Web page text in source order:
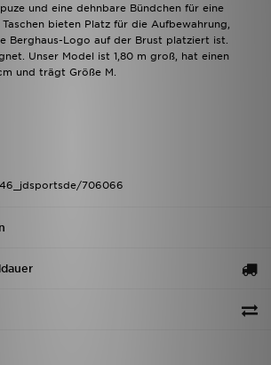
und eine dehnbare Bündchen für eine
bieten Platz für die Aufbewahrung,
Berghaus-Logo auf der Brust platziert ist.
Unser Model ist 1,80 m groß, hat einen
und trägt Größe M.
706066